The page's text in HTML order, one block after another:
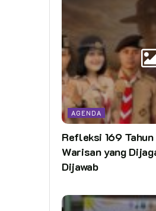
AGENDA
Refleksi 169
Warisan yang
Dijawab